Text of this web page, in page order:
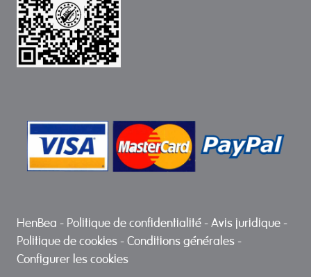
HenBea - Politique de confidentialité -Avis juridique -
Politique de cookies -Conditions générales -
Configurer les cookies